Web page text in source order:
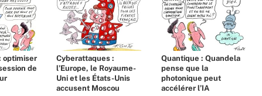
optimiser
de
Cyberattaques :
l’Europe, le Royaume-
Uni et les États-Unis
accusent Moscou
Quantique : Quandela
pense que la
photonique peut
accélérer l’IA